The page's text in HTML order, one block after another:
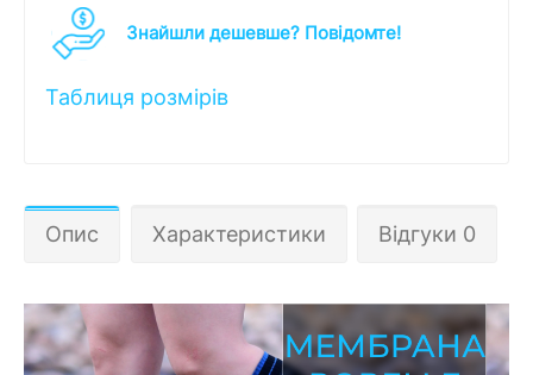
Знайшли дешевше? Повідомте!
Таблиця розмірів
Опис Характеристики Відгуки 0